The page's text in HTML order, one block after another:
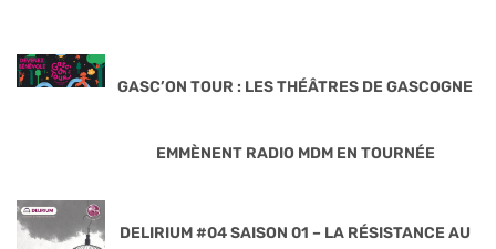
GASC’ON TOUR : LES THÉÂTRES DE GASCOGNE
EMMÈNENT RADIO MDM EN TOURNÉE
DELIRIUM #04 SAISON 01 – LA RÉSISTANCE AU